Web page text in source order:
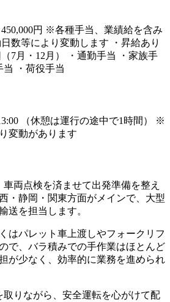
円 ※各種手当、業績給を含み
数等により変動します ・昇給あり
（7月・12月） ・通勤手当 ・家族手
当 ・荷役手当
（休憩は運行の途中で1時間） ※
変動があります
両点検を済ませて出発準備を整え
・静岡・関東方面がメインで、大型
送を担当します。
はパレット車上渡しやフォークリフ
で、バラ積みでの手作業はほとんど
が少なく、効率的に業務を進められ
りながら、安全運転を心がけて配